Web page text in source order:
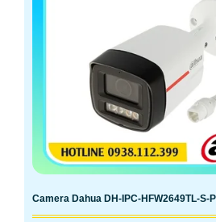
Camera Dahua DH-IPC-HFW2649TL-S-